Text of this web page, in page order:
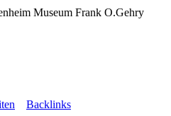
Museum Frank O.Gehry
Backlinks